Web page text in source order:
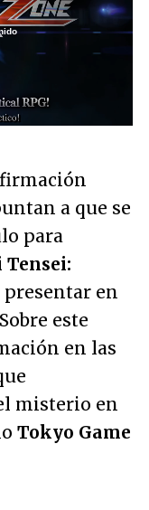
a que se
para
presentar en
este
en las
misterio en
Tokyo Game